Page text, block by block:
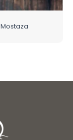
Mostaza